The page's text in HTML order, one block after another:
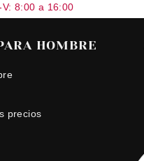
V: 8:00 a 16:00
HOMBRE
precios